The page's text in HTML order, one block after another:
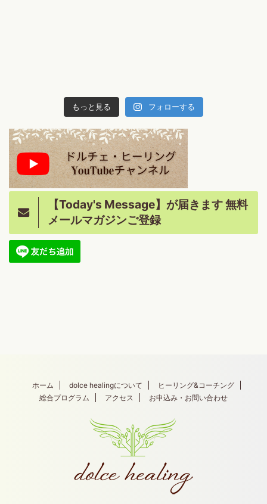
もっと見る フォローする
【Today's Message】が届きます 無料
メールマガジンご登録
ホーム dolce healingについて
ヒーリング&コーチング
総合プログラム
アクセス お申込み・お問い合わせ